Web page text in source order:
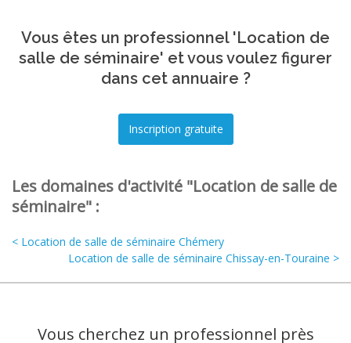
Vous êtes un professionnel 'Location de
salle de séminaire' et vous voulez figurer
dans cet annuaire ?
Les domaines d'activité "Location de salle de
séminaire" :
< Location de salle de séminaire Chémery
Location de salle de séminaire Chissay-en-Touraine >
Vous cherchez un professionnel près